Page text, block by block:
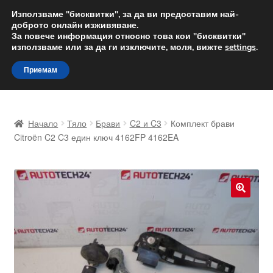
ДОСТАВКА от 12 лв.
Доставка по целия свят
Skip
to
navigation
Skip
to
content
Доставка по целия свят
Количка
Начало Тяло Брави C2 и C3
Комплект брави
Citroën C2 C3 един ключ 4162FP 4162EA
Използваме "бисквитки", за да ви предоставим най-
доброто онлайн изживяване.
За повече информация относно това кои "бисквитки"
използваме или за да ги изключите, моля, вижте settings.
Приемам